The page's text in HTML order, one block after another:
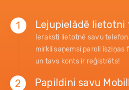
1 Lejupielādē lietotni
Ieraksti lietotnē savu
mirklī saņemsi paroli
un tavs konts ir reģistrēts!
2
Papildini savu